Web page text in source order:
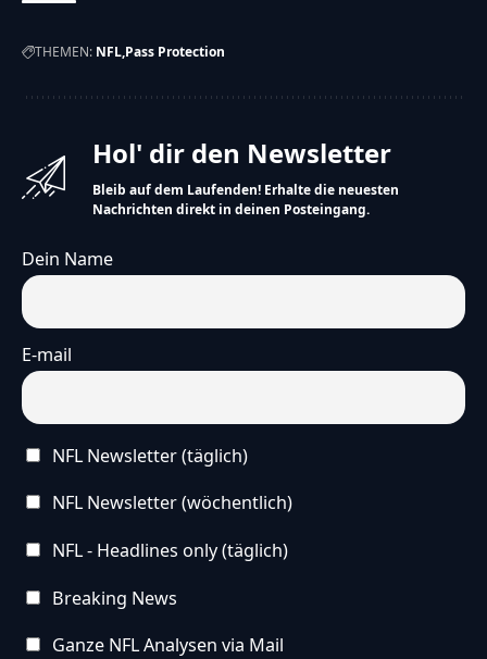
THEMEN: NFL Pass Protection
Hol' dir den Newsletter
Bleib auf dem Laufenden! Erhalte die neuesten
Nachrichten direkt in deinen Posteingang.
Dein Name
E-mail
NFL Newsletter (täglich)
NFL Newsletter (wöchentlich)
NFL - Headlines only (täglich)
Breaking News
Ganze NFL Analysen via Mail